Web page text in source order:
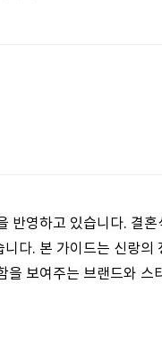
반영하고 있습니다. 결
다. 본 가이드는 신랑의
을 보여주는 브랜드와 스